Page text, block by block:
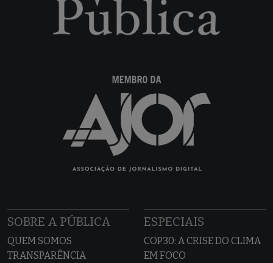
SOBRE A PÚBLICA
QUEM SOMOS
TRANSPARÊNCIA
ESPECIAIS
COP30: A CRISE DO CLIMA
EM FOCO